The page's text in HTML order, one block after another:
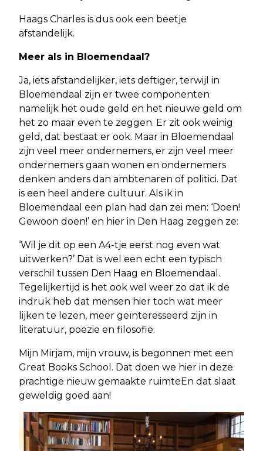
Haags Charles is dus ook een beetje
afstandelijk.
Meer als in Bloemendaal?
Ja, iets afstandelijker, iets deftiger, terwijl in
Bloemendaal zijn er twee componenten
namelijk het oude geld en het nieuwe geld om
het zo maar even te zeggen. Er zit ook weinig
geld, dat bestaat er ook. Maar in Bloemendaal
zijn veel meer ondernemers, er zijn veel meer
ondernemers gaan wonen en ondernemers
denken anders dan ambtenaren of politici. Dat
is een heel andere cultuur. Als ik in
Bloemendaal een plan had dan zei men: ‘Doen!
Gewoon doen!’ en hier in Den Haag zeggen ze:
‘Wil je dit op een A4-tje eerst nog even wat
uitwerken?’ Dat is wel een echt een typisch
verschil tussen Den Haag en Bloemendaal.
Tegelijkertijd is het ook wel weer zo dat ik de
indruk heb dat mensen hier toch wat meer
lijken te lezen, meer geïnteresseerd zijn in
literatuur, poëzie en filosofie.
Mijn Mirjam, mijn vrouw, is begonnen met een
Great Books School. Dat doen we hier in deze
prachtige nieuw gemaakte ruimteEn dat slaat
geweldig goed aan!